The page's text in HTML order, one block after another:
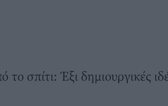
σπίτι: Έξι δημιουργικές